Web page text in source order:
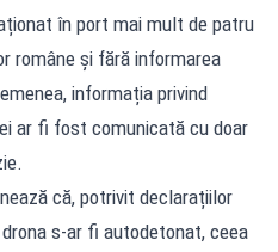
în port mai mult de patru
române și fără informarea
informația privind
ar fi fost comunicată cu doar
că, potrivit declarațiilor
s-ar fi autodetonat, ceea